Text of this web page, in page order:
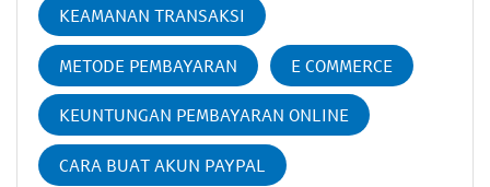
KEAMANAN TRANSAKSI
METODE PEMBAYARAN E COMMERCE
KEUNTUNGAN PEMBAYARAN ONLINE
CARA BUAT AKUN PAYPAL